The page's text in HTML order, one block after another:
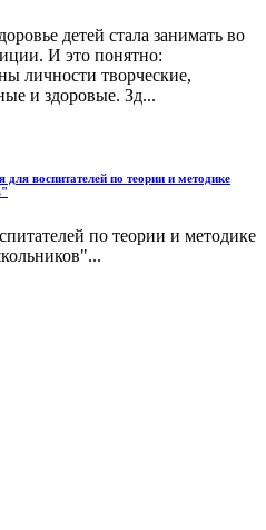
детей стала занимать во
И это понятно:
личности творческие,
и здоровые. Зд...
воспитателей по теории и методике
по теории и методике